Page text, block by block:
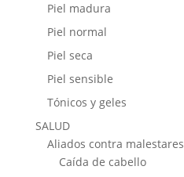
Piel madura
Piel normal
Piel seca
Piel sensible
Tónicos y geles
SALUD
Aliados contra malestares
Caída de cabello